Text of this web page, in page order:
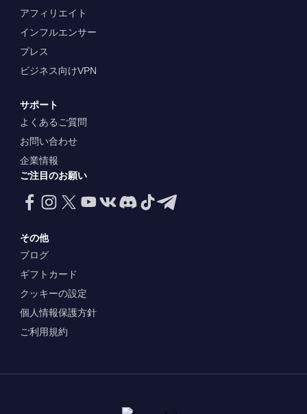
アフィリエイト
インフルエンサー
プレス
ビジネス向けVPN
サポート
よくあるご質問
お問い合わせ
企業情報
ご注目のお願い
その他
ブログ
ギフトカード
クッキーの設定
個人情報保護方針
ご利用規約